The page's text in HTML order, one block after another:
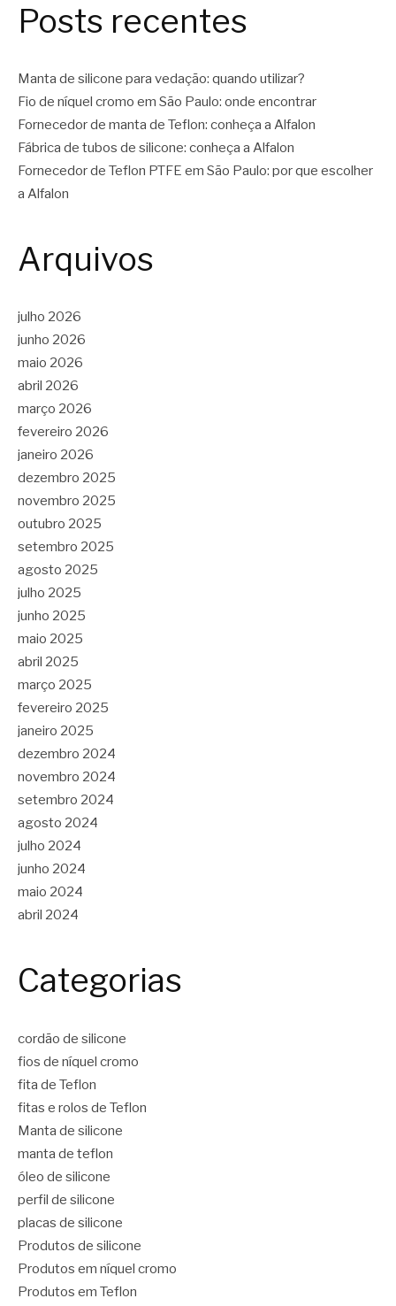
Posts recentes
Manta de silicone para vedação: quando utilizar?
Fio de níquel cromo em São Paulo: onde encontrar
Fornecedor de manta de Teflon: conheça a Alfalon
Fábrica de tubos de silicone: conheça a Alfalon
Fornecedor de Teflon PTFE em São Paulo: por que escolher
a Alfalon
Arquivos
julho 2026
junho 2026
maio 2026
abril 2026
março 2026
fevereiro 2026
janeiro 2026
dezembro 2025
novembro 2025
outubro 2025
setembro 2025
agosto 2025
julho 2025
junho 2025
maio 2025
abril 2025
março 2025
fevereiro 2025
janeiro 2025
dezembro 2024
novembro 2024
setembro 2024
agosto 2024
julho 2024
junho 2024
maio 2024
abril 2024
Categorias
cordão de silicone
fios de níquel cromo
fita de Teflon
fitas e rolos de Teflon
Manta de silicone
manta de teflon
óleo de silicone
perfil de silicone
placas de silicone
Produtos de silicone
Produtos em níquel cromo
Produtos em Teflon